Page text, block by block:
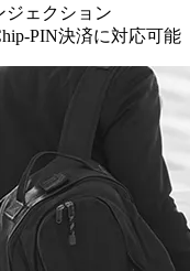
ジェクション
PIN決済に対応可能